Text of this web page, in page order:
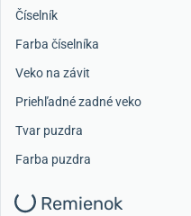
Číselník
Farba číselníka
Veko na závit
Priehľadné zadné veko
Tvar puzdra
Farba puzdra
Remienok